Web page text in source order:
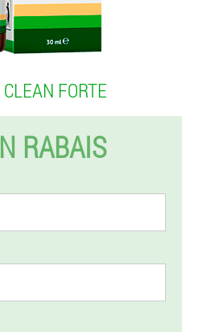
FORTE
RABAIS